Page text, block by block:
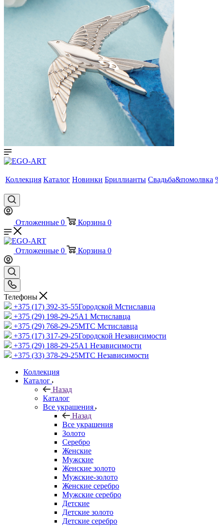
Коллекция Каталог Новинки Бриллианты Свадьба&помолвка
Отложенные 0 Корзина 0
Отложенные 0 Корзина 0
Телефоны
+375 (17) 392-35-55Городской Мстиславца
+375 (29) 198-29-25A1 Мстиславца
+375 (29) 768-29-25МТС Мстиславца
+375 (17) 317-29-25Городской Независимости
+375 (29) 188-29-25A1 Независимости
+375 (33) 378-29-25МТС Независимости
Коллекция
Каталог
Назад
Каталог
Все украшения
Назад
Все украшения
Золото
Серебро
Женские
Мужские
Женские золото
Мужские-золото
Женские серебро
Мужские серебро
Детские
Детские золото
Детские серебро